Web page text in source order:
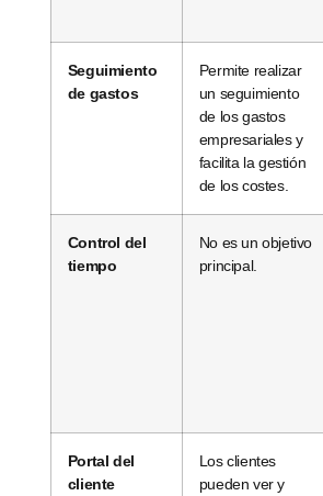
Seguimiento
de gastos
Permite realizar
un seguimiento
de los gastos
empresariales y
facilita la gestión
de los costes.
Control del
tiempo
No es un objetivo
principal.
Portal del
cliente
Los clientes
pueden ver y